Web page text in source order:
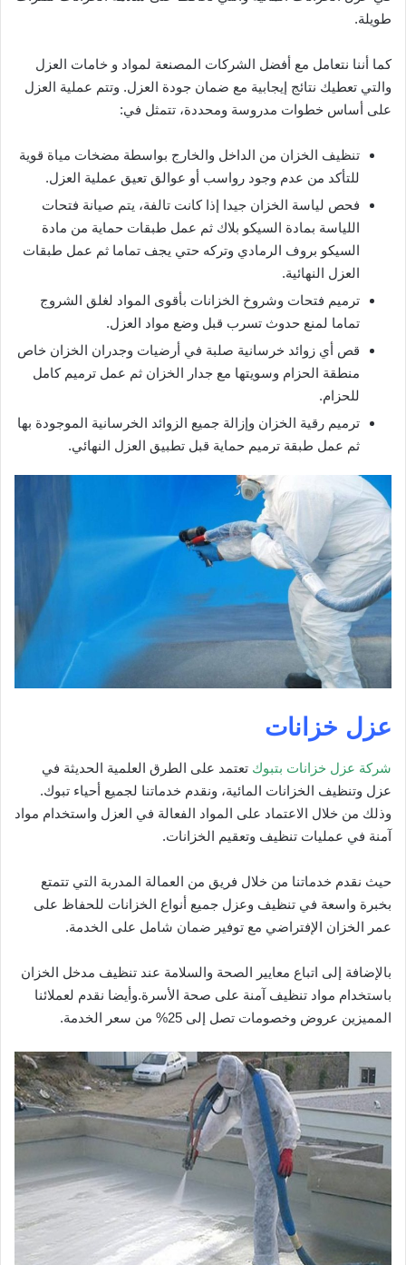
طويلة.
كما أننا نتعامل مع أفضل الشركات المصنعة لمواد و خامات العزل
والتي تعطيك نتائج إيجابية مع ضمان جودة العزل. وتتم عملية العزل
على أساس خطوات مدروسة ومحددة، تتمثل في:
تنظيف الخزان من الداخل والخارج بواسطة مضخات مياة قوية
للتأكد من عدم وجود رواسب أو عوالق تعيق عملية العزل.
فحص لياسة الخزان جيدا إذا كانت تالفة، يتم صيانة فتحات
اللياسة بمادة السيكو بلاك ثم عمل طبقات حماية من مادة
السيكو بروف الرمادي وتركه حتي يجف تماما ثم عمل طبقات
العزل النهائية.
ترميم فتحات وشروخ الخزانات بأقوى المواد لغلق الشروج
تماما لمنع حدوث تسرب قبل وضع مواد العزل.
قص أي زوائد خرسانية صلبة في أرضيات وجدران الخزان خاص
منطقة الحزام وسويتها مع جدار الخزان ثم عمل ترميم كامل
للحزام.
ترميم رقية الخزان وإزالة جميع الزوائد الخرسانية الموجودة بها
ثم عمل طبقة ترميم حماية قبل تطبيق العزل النهائي.
عزل خزانات
شركة عزل خزانات بتبوك تعتمد على الطرق العلمية الحديثة في
عزل وتنظيف الخزانات المائية، ونقدم خدماتنا لجميع أحياء تبوك.
وذلك من خلال الاعتماد على المواد الفعالة في العزل واستخدام مواد
آمنة في عمليات تنظيف وتعقيم الخزانات.
حيث نقدم خدماتنا من خلال فريق من العمالة المدربة التي تتمتع
بخبرة واسعة في تنظيف وعزل جميع أنواع الخزانات للحفاظ على
عمر الخزان الإفتراضي مع توفير ضمان شامل على الخدمة.
بالإضافة إلى اتباع معايير الصحة والسلامة عند تنظيف مدخل الخزان
باستخدام مواد تنظيف آمنة على صحة الأسرة.وأيضا نقدم لعملائنا
المميزين عروض وخصومات تصل إلى 25% من سعر الخدمة.